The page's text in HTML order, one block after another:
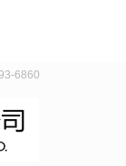
6860